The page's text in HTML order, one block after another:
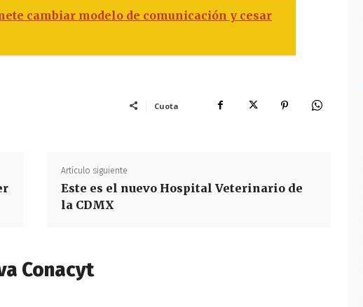
cambiar modelo de comunicación y cesar
Cuota
Artículo siguiente
Este es el nuevo Hospital Veterinario de
la CDMX
Conacyt